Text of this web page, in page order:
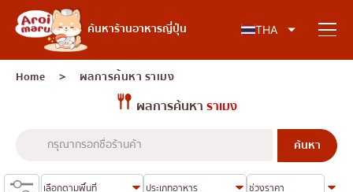
ค้นหาร้านอาหารญี่ปุ่น THA
อาหารญี่ปุ่น
ค้นหาร้านอาหาร
ค้นหาตามประเภทอาหาร
Home ＞ ผลการค้นหา ราเมง
ผลการค้นหาราเมง